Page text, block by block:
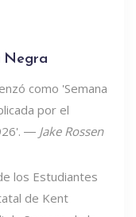
Negra
como 'Semana
por el
― Jake Rossen
los Estudiantes
de Kent